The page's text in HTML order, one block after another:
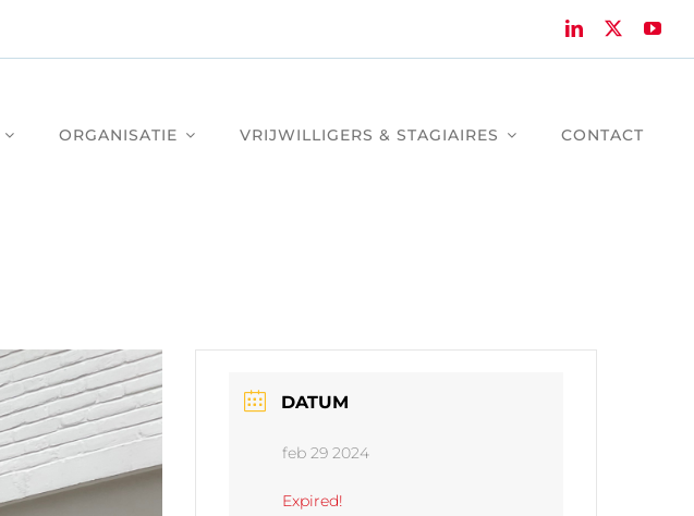
ORGANISATIE VRIJWILLIGERS & STAGIAIRES CONTACT
DATUM
feb 29 2024
Expired!